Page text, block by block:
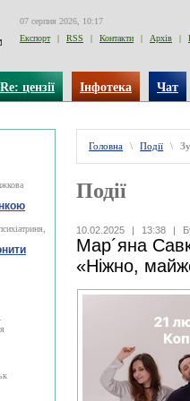
07 серпня 2026, 10:17
Експорт
| RSS | Контакти | Архів |
Re: цензії Інфотека Чат
Головна \ Події \
Події
10.02.2025 | 13:38 |
Мар´яна
«Ніжно,